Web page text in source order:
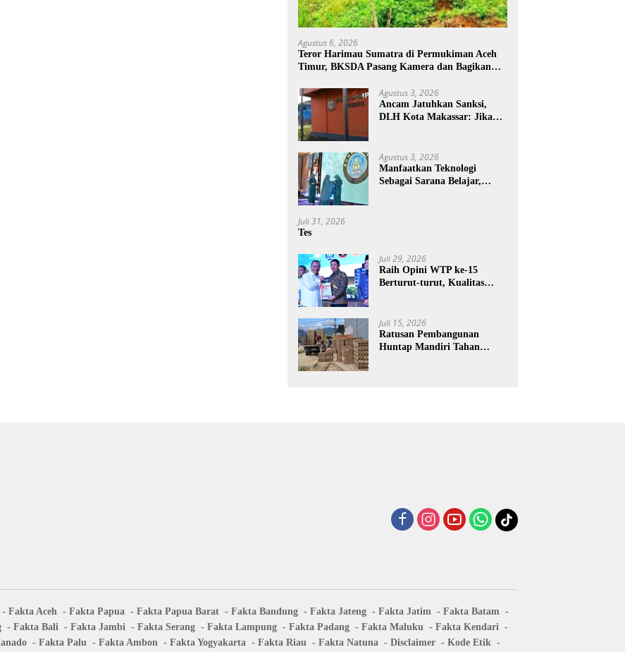
Agustus 6, 2026
Teror Harimau Sumatra di Permukiman Aceh
Timur, BKSDA Pasang Kamera dan Bagikan
Agustus 3, 2026
Ancam Jatuhkan Sanksi,
DLH Kota Makassar: Jika
Agustus 3, 2026
Manfaatkan Teknologi
Sebagai Sarana Belajar,
Juli 31, 2026
Tes
Juli 29, 2026
Raih Opini WTP ke-15
Berturut-turut, Kualitas
Juli 15, 2026
Ratusan Pembangunan
Huntap Mandiri Tahan
Fakta Aceh Fakta Papua Fakta Papua Barat Fakta Bandung Fakta Jateng Fakta Jatim
Fakta Batam
Fakta Bali Fakta Jambi Fakta Serang Fakta Lampung Fakta Padang Fakta Maluku
Fakta Kendari
Fakta Palu Fakta Ambon Fakta Yogyakarta Fakta Riau Fakta Natuna Disclaimer Kode Etik